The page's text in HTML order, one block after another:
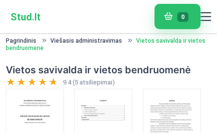
Stud.lt 0
Pagrindinis Viešasis administravimas
Vietos savivalda ir vietos
bendruomenė
Vietos savivalda ir vietos bendruomenė
9.4 (5 atsiliepimai)